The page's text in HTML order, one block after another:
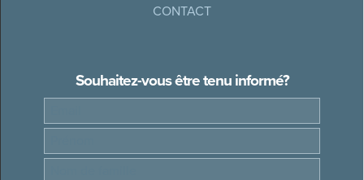
CONTACT
Souhaitez-vous être tenu informé?